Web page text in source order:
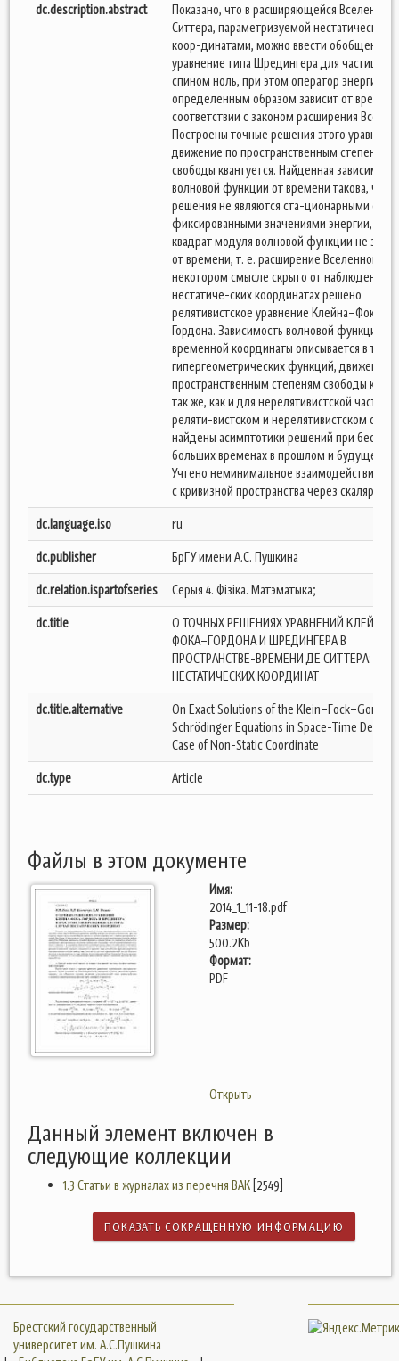
dc.description.abstract
Показано, что в расширяющейся Вселенной
Ситтера, параметризуемой нестатическими
коор-динатами, можно ввести обобщенное
уравнение типа Шредингера для частицы со
спином ноль, при этом оператор энергии
определенным образом зависит от
соответствии с законом расширения Все-
Построены точные решения этого
движение по пространственным степеням
свободы квантуется. Найденная
волновой функции от времени такова, что
решения не являются ста-ционарными с
фиксированными значениями энергии, при
квадрат модуля волновой функции не за-
от времени, т. е. расширение Вселенной в
некотором смысле скрыто от наблюдения. В
нестатиче-ских координатах решено
релятивистское уравнение Клейна–Фока–
Гордона. Зависимость волновой функции от
временной координаты описывается в
гипергеометрических функций, движение
пространственным степеням свободы
так же, как и для нерелятивистской
реляти-вистском и нерелятивистском
найдены асимптотики решений при
больших временах в прошлом и будущем.
Учтено неминимальное взаимодействие
с кривизной пространства через скаляр
dc.language.iso
ru
dc.publisher
БрГУ имени А.С. Пушкина
dc.relation.ispartofseries
Серыя 4. Фізіка. Матэматыка;
dc.title
О ТОЧНЫХ РЕШЕНИЯХ УРАВНЕНИЙ КЛЕЙНА–
ФОКА–ГОРДОНА И ШРЕДИНГЕРА В
ПРОСТРАНСТВЕ-ВРЕМЕНИ ДЕ СИТТЕРА:
НЕСТАТИЧЕСКИХ КООРДИНАТ
dc.title.alternative
On Exact Solutions of the Klein–Fock–Gordon
Schrödinger Equations in Space-Time De
Case of Non-Static Coordinate
dc.type
Article
Файлы в этом документе
Имя:
2014_1_11-18.pdf
Размер:
500.2Kb
Формат:
PDF
Открыть
Данный элемент включен в
следующие коллекции
1.3 Статьи в журналах из перечня ВАК [2549]
ПОКАЗАТЬ СОКРАЩЕННУЮ ИНФОРМАЦИЮ
Брестский государственный
университет им. А.С.Пушкина